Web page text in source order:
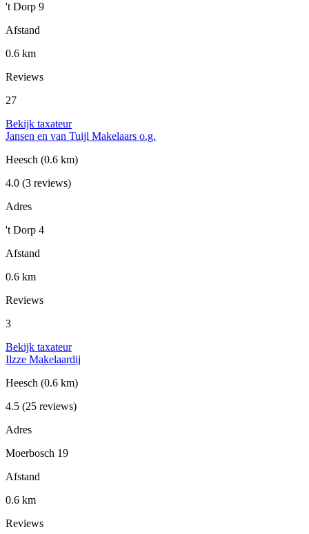
't Dorp 9
Afstand
0.6 km
Reviews
27
Bekijk taxateur
Jansen en van Tuijl Makelaars o.g.
Heesch (0.6 km)
4.0 (3 reviews)
Adres
't Dorp 4
Afstand
0.6 km
Reviews
3
Bekijk taxateur
Ilzze Makelaardij
Heesch (0.6 km)
4.5 (25 reviews)
Adres
Moerbosch 19
Afstand
0.6 km
Reviews